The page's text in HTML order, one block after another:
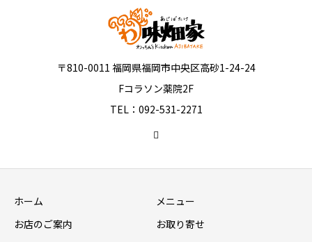
〒810-0011 福岡県福岡市中央区高砂1-24-24
Fコラソン薬院2F
TEL：092-531-2271
ホーム
メニュー
お店のご案内
お取り寄せ